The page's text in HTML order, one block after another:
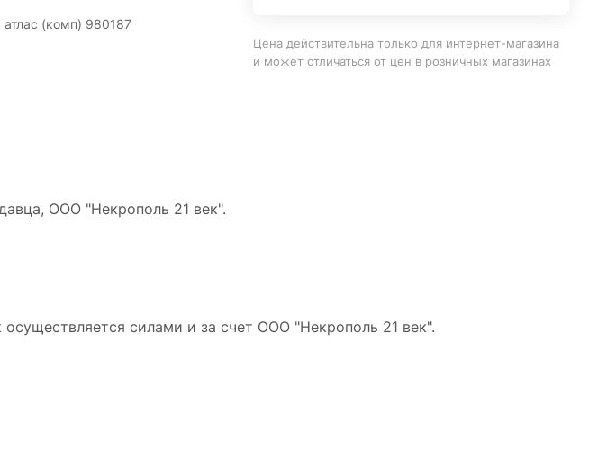
(комп) 980187
Цена действительна только для интернет-магазина
и может отличаться от цен в розничных магазинах
ООО "Некрополь 21 век".
силами и за счет ООО "Некрополь 21 век".